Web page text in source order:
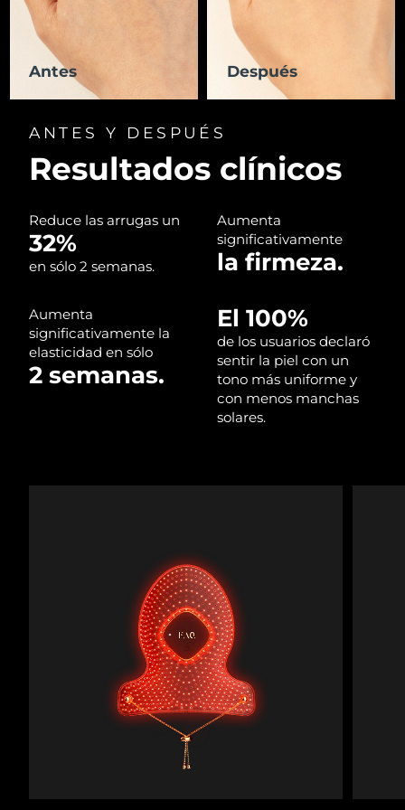
Antes Después
ANTES Y DESPUÉS
Resultados clínicos
Reduce las arrugas un
32%
en sólo 2 semanas.
Aumenta
significativamente
la firmeza.
Aumenta
significativamente la
elasticidad en sólo
2 semanas.
El 100%
de los usuarios declaró
sentir la piel con un
tono más uniforme y
con menos manchas
solares.
RAE de Macao
(China)
Entrega prevista
Malasia Entrega prevista14/08/2026
Mónaco Entrega prevista
Países Bajos Entrega prevista11/08/2026
Nueva Zelanda Entrega prevista
Noruega Entrega prevista11/08/2026
Entrega prevista14/08/2026
Polonia Entrega prevista12/08/2026
Entrega prevista
Entrega prevista
Entrega prevista
Entrega prevista